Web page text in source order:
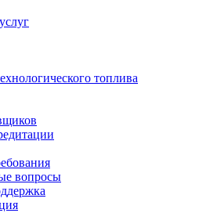
топлива
вопросы